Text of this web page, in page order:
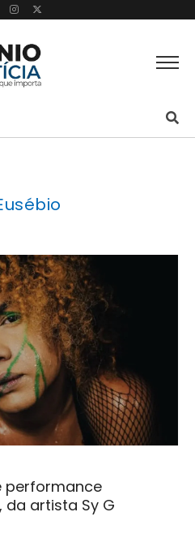
performance
da artista Sy G